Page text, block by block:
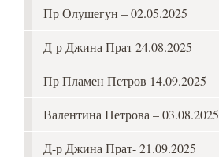
Пр Олушегун – 02.05.2025
Д-р Джина Прат 24.08.2025
Пр Пламен Петров 14.09.2025
Валентина Петрова – 03.08.2025
Д-р Джина Прат- 21.09.2025